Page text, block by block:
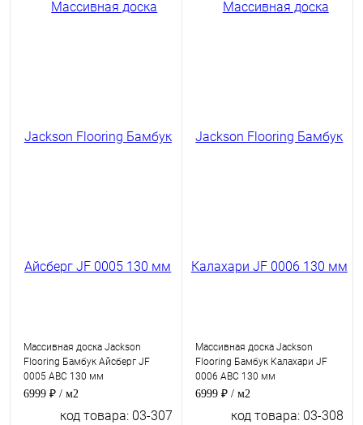
Массивная доска Jackson
Flooring Бамбук Айсберг JF
0005 ABC 130 мм
6999 ₽ / м2
код товара: 03-307
Массивная доска Jackson
Flooring Бамбук Калахари JF
0006 ABC 130 мм
6999 ₽ / м2
код товара: 03-308